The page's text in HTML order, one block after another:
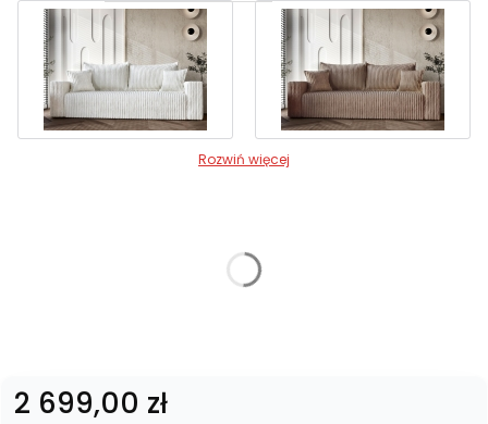
Rozwiń więcej
Cena
2 699,00 zł